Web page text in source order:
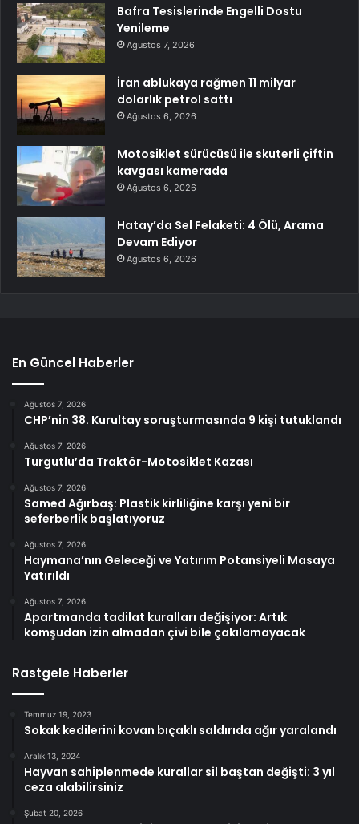
Bafra Tesislerinde Engelli Dostu
Yenileme
Ağustos 7, 2026
İran ablukaya rağmen 11 milyar
dolarlık petrol sattı
Ağustos 6, 2026
Motosiklet sürücüsü ile skuterli çiftin
kavgası kamerada
Ağustos 6, 2026
Hatay’da Sel Felaketi: 4 Ölü, Arama
Devam Ediyor
Ağustos 6, 2026
En Güncel Haberler
Ağustos 7, 2026
CHP’nin 38. Kurultay soruşturmasında 9 kişi tutuklandı
Ağustos 7, 2026
Turgutlu’da Traktör-Motosiklet Kazası
Ağustos 7, 2026
Samed Ağırbaş: Plastik kirliliğine karşı yeni bir
seferberlik başlatıyoruz
Ağustos 7, 2026
Haymana’nın Geleceği ve Yatırım Potansiyeli Masaya
Yatırıldı
Ağustos 7, 2026
Apartmanda tadilat kuralları değişiyor: Artık
komşudan izin almadan çivi bile çakılamayacak
Rastgele Haberler
Temmuz 19, 2023
Sokak kedilerini kovan bıçaklı saldırıda ağır yaralandı
Aralık 13, 2024
Hayvan sahiplenmede kurallar sil baştan değişti: 3 yıl
ceza alabilirsiniz
Şubat 20, 2026